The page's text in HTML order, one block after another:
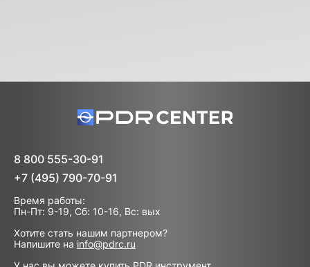
8 800 555-30-91
+7 (495) 790-70-91
Время работы:
Пн-Пт: 9-19, Сб: 10-16, Вс: вых
Хотите стать нашим партнером?
Напишите на info@pdrc.ru